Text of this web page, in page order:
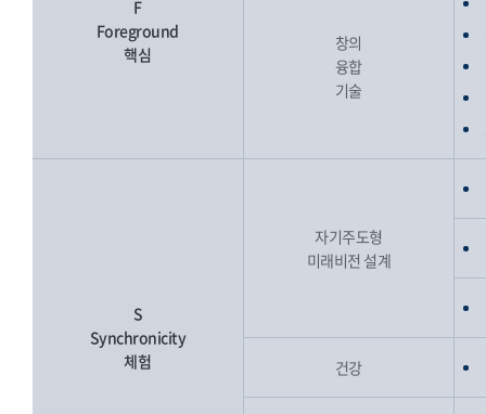
F
Foreground
핵심
창의
융합
기술
S
Synchronicity
체험
자기주도형
미래비전 설계
건강